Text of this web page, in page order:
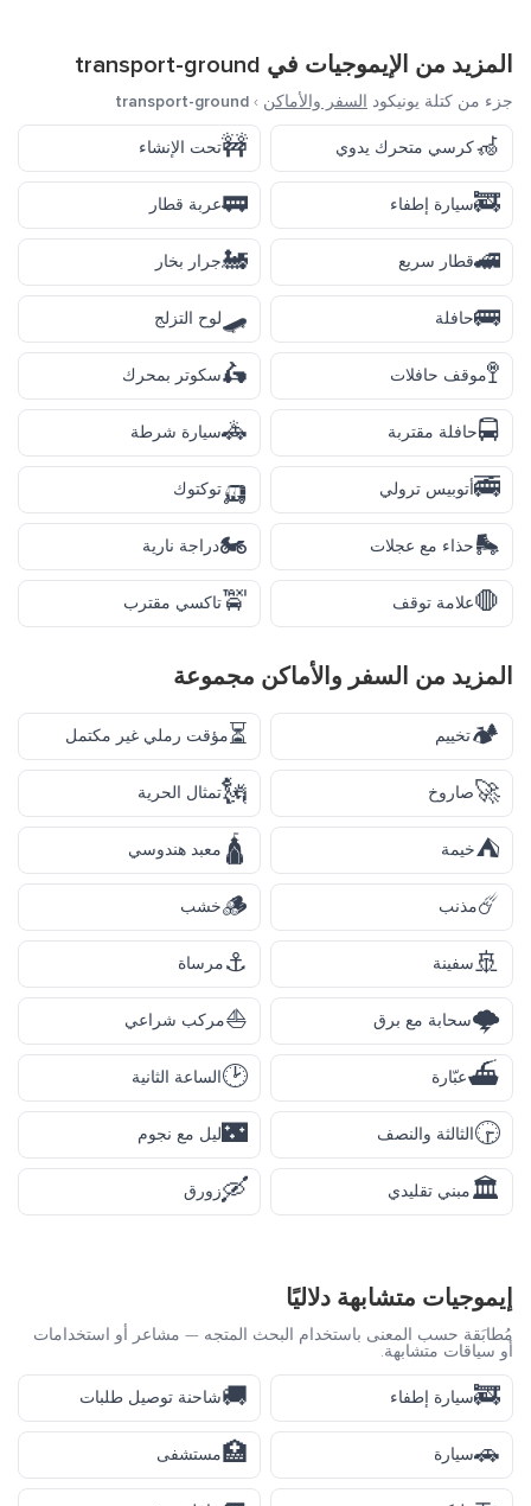
المزيد من الإيموجيات في transport-ground
جزء من كتلة يونيكود السفر والأماكن ›
transport-ground
🦽كرسي متحرك يدوي 🚧تحت الإنشاء
🚒سيارة إطفاء 🚃عربة قطار
🚄قطار سريع 🚂جرار بخار
🚌حافلة 🛹لوح التزلج
🚏موقف حافلات 🛵سكوتر بمحرك
🚍حافلة مقتربة 🚓سيارة شرطة
🚎أتوبيس ترولي 🛺توكتوك
🛼حذاء مع عجلات 🏍️دراجة نارية
🛑علامة توقف 🚖تاكسي مقترب
المزيد من السفر والأماكن مجموعة
🏕️تخييم ⏳مؤقت رملي غير مكتمل
🚀صاروخ 🗽تمثال الحرية
⛺خيمة 🛕 معبد هندوسي
☄️مذنب 🪵خشب
🚢سفينة ⚓مرساة
🌩️سحابة مع برق ⛵مركب شراعي
⛴️عبّارة 🕑الساعة الثانية
🕞الثالثة والنصف 🌃ليل مع نجوم
🏛️مبني تقليدي 🛶زورق
إيموجيات متشابهة دلاليًا
مُطابَقة حسب المعنى باستخدام البحث المتجه — مشاعر أو استخدامات
أو سياقات متشابهة.
🚒سيارة إطفاء 🚚شاحنة توصيل طلبات
🚗سيارة 🏥مستشفى